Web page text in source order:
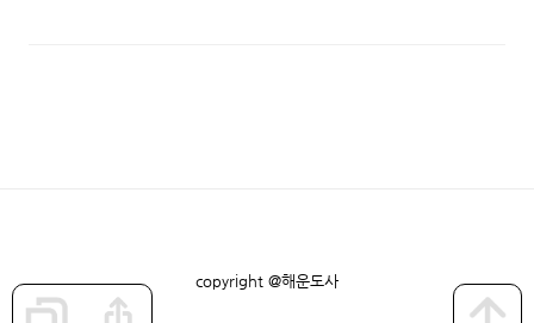
copyright @해운도사